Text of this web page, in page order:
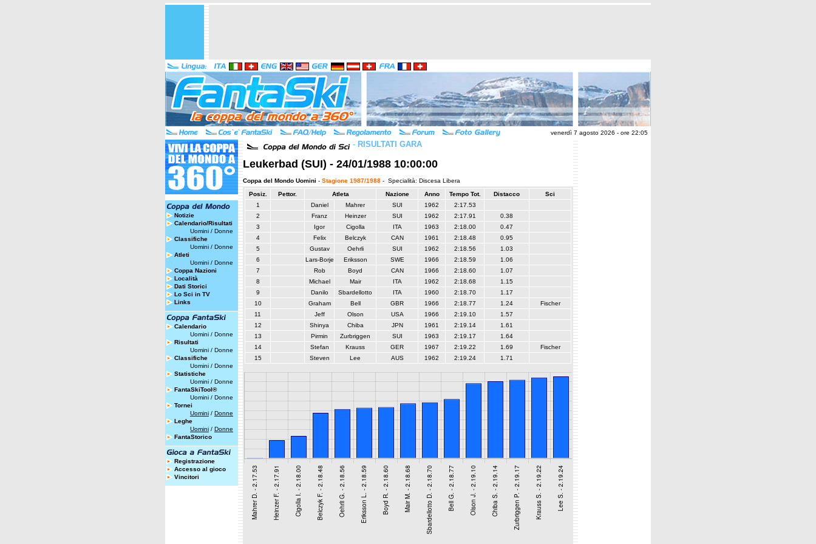
venerdì 7 agosto 2026 - ore 22:05
Notizie
Calendario/Risultati
Uomini / Donne
Classifiche
Uomini / Donne
Atleti
Uomini / Donne
Coppa Nazioni
Località
Dati Storici
Lo Sci in TV
Links
Calendario
Uomini / Donne
Risultati
Uomini / Donne
Classifiche
Uomini / Donne
Statistiche
Uomini / Donne
FantaSkiTool®
Uomini / Donne
Tornei
Uomini / Donne
Leghe
Uomini / Donne
FantaStorico
Registrazione
Accesso al gioco
Vincitori
- RISULTATI GARA
Leukerbad (SUI) - 24/01/1988 10:00:00
Coppa del Mondo Uomini - Stagione 1987/1988 - Specialità: Discesa Libera
Posiz. Pettor. Atleta Nazione Anno Tempo Tot. Distacco
Sci
1
Daniel Mahrer SUI 1962
2:17.53
2
Franz Heinzer SUI 1962 2:17.91
0.38
3
Igor Cigolla ITA 1963 2:18.00
0.47
4
Felix Belczyk CAN 1961 2:18.48
0.95
5
Gustav Oehrli SUI 1962 2:18.56
1.03
6
Lars-Borje Eriksson SWE 1966 2:18.59
1.06
7
Rob Boyd CAN 1966 2:18.60
1.07
8
Michael Mair ITA 1962 2:18.68
1.15
9
Danilo Sbardellotto ITA 1960 2:18.70
1.17
10
Graham Bell GBR 1966 2:18.77 1.24
Fischer
11
Jeff Olson USA 1966 2:19.10
1.57
12
Shinya Chiba JPN 1961 2:19.14
1.61
13
Pirmin Zurbriggen SUI 1963 2:19.17
1.64
14
Stefan Krauss GER 1967 2:19.22 1.69
Fischer
15
Steven Lee AUS 1962 2:19.24 1.71